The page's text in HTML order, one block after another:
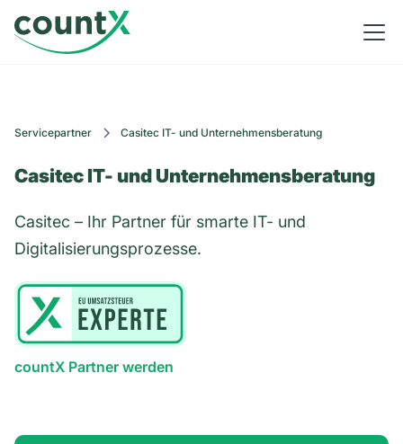
Servicepartner Casitec IT- und Unternehmensberatung
Casitec IT- und Unternehmensberatung
Casitec – Ihr Partner für smarte IT- und
Digitalisierungsprozesse.
countX Partner werden